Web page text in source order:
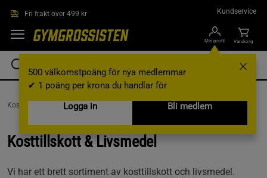
Fri frakt över 499 kr Kundservice
Min profil
500 välkomstpoäng för nya medlemmar
✔ 1 poäng per krona du handlar för
Logga in
Bli medlem
Varukorg
Kosttillskott
Kosttillskott & Livsmedel
Vi har ett brett sortiment av kosttillskott och livsmedel.